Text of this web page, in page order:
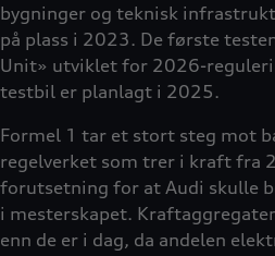
bygninger og teknisk
på plass i 2023. De første
Unit» utviklet for 2026-
testbil er planlagt i 2025.
Formel 1 tar et stort steg mot
regelverket som trer i kraft fra
forutsetning for at Audi skulle
i mesterskapet.
enn de er i dag, da andelen